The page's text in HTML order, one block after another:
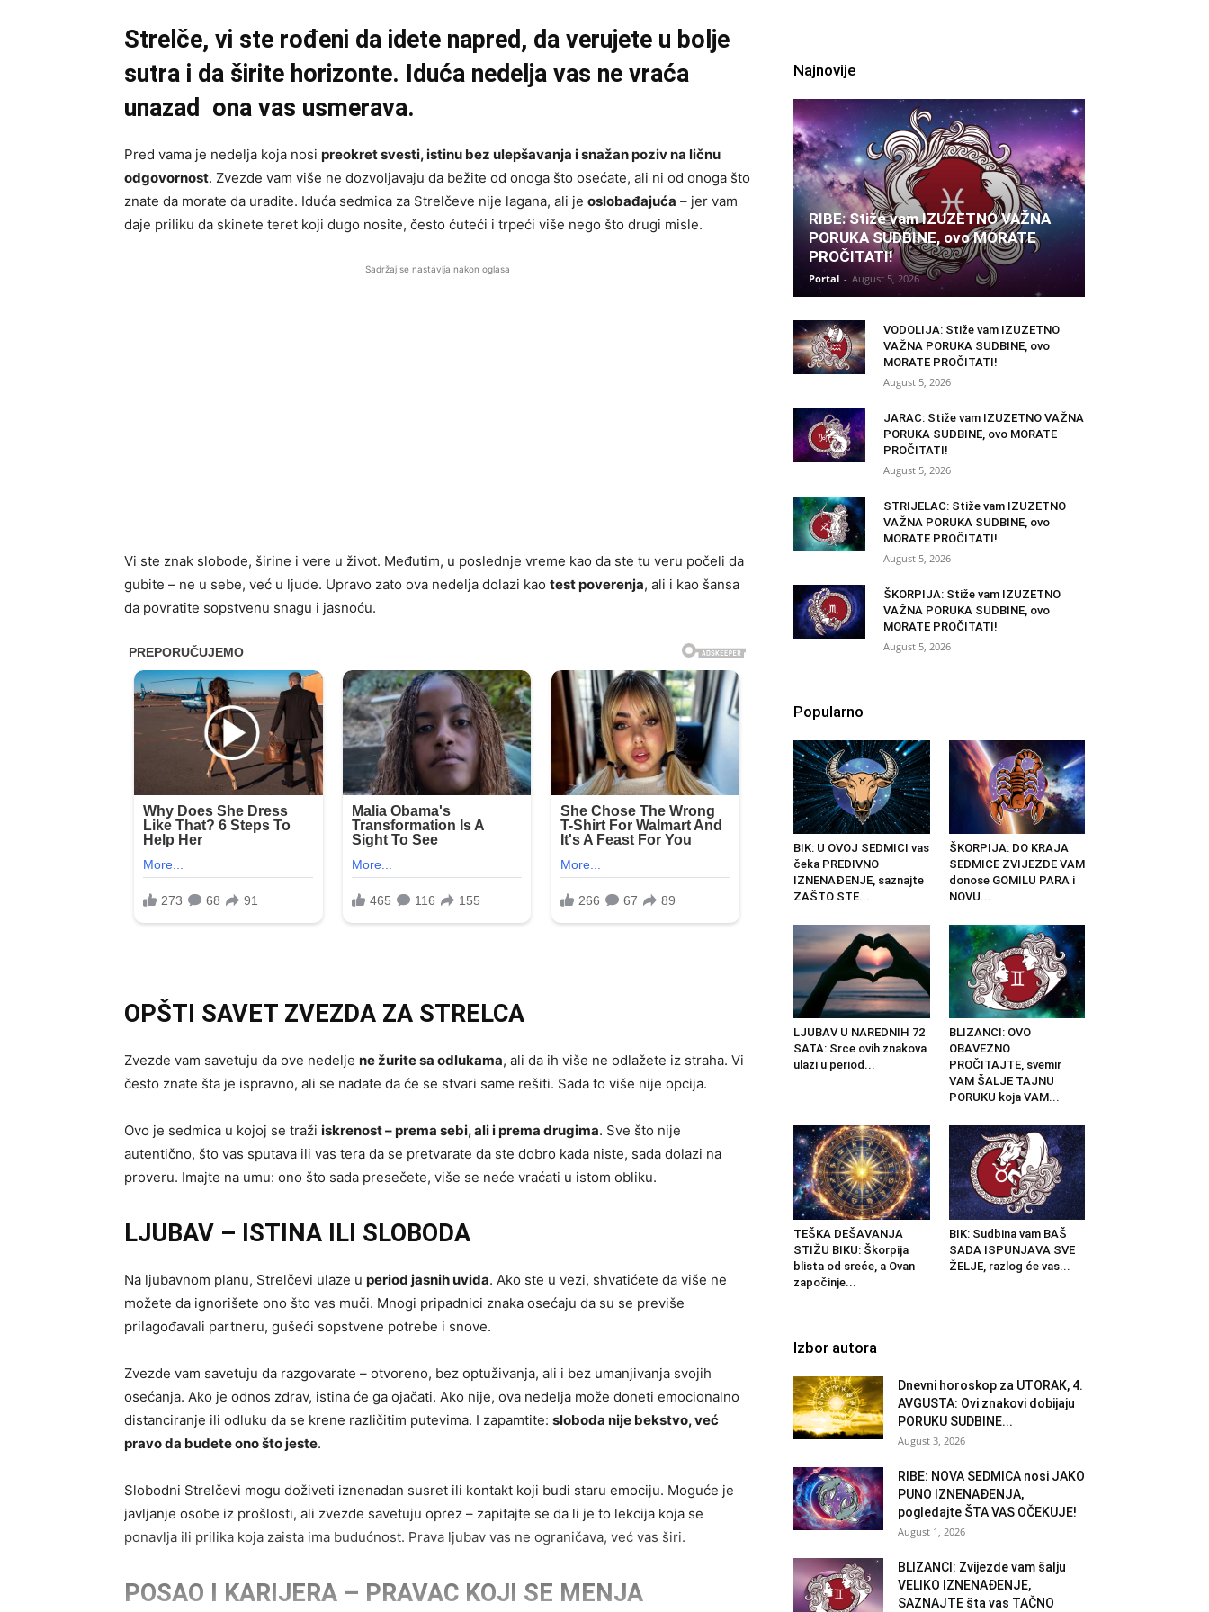
Strelče, vi ste rođeni da idete napred, da verujete u bolje
sutra i da širite horizonte. Iduća nedelja vas ne vraća
unazad ona vas usmerava.
Pred vama je nedelja koja nosi preokret svesti, istinu bez ulepšavanja i snažan poziv na ličnu
odgovornost. Zvezde vam više ne dozvoljavaju da bežite od onoga što osećate, ali ni od onoga što
znate da morate da uradite. Iduća sedmica za Strelčeve nije lagana, ali je oslobađajuća – jer vam
daje priliku da skinete teret koji dugo nosite, često ćuteći i trpeći više nego što drugi misle.
Sadržaj se nastavlja nakon oglasa
Vi ste znak slobode, širine i vere u život. Međutim, u poslednje vreme kao da ste tu veru počeli da
gubite – ne u sebe, već u ljude. Upravo zato ova nedelja dolazi kao test poverenja, ali i kao šansa
da povratite sopstvenu snagu i jasnoću.
OPŠTI SAVET ZVEZDA ZA STRELCA
Zvezde vam savetuju da ove nedelje ne žurite sa odlukama, ali da ih više ne odlažete iz straha. Vi
često znate šta je ispravno, ali se nadate da će se stvari same rešiti. Sada to više nije opcija.
Ovo je sedmica u kojoj se traži iskrenost – prema sebi, ali i prema drugima. Sve što nije
autentično, što vas sputava ili vas tera da se pretvarate da ste dobro kada niste, sada dolazi na
proveru. Imajte na umu: ono što sada presečete, više se neće vraćati u istom obliku.
LJUBAV – ISTINA ILI SLOBODA
Na ljubavnom planu, Strelčevi ulaze u period jasnih uvida. Ako ste u vezi, shvatićete da više ne
možete da ignorišete ono što vas muči. Mnogi pripadnici znaka osećaju da su se previše
prilagođavali partneru, gušeći sopstvene potrebe i snove.
Zvezde vam savetuju da razgovarate – otvoreno, bez optuživanja, ali i bez umanjivanja svojih
osećanja. Ako je odnos zdrav, istina će ga ojačati. Ako nije, ova nedelja može doneti emocionalno
distanciranje ili odluku da se krene različitim putevima. I zapamtite: sloboda nije bekstvo, već
pravo da budete ono što jeste.
Slobodni Strelčevi mogu doživeti iznenadan susret ili kontakt koji budi staru emociju. Moguće je
javljanje osobe iz prošlosti, ali zvezde savetuju oprez – zapitajte se da li je to lekcija koja se
ponavlja ili prilika koja zaista ima budućnost. Prava ljubav vas ne ograničava, već vas širi.
POSAO I KARIJERA – PRAVAC KOJI SE MENJA
Najnovije
RIBE: Stiže vam IZUZETNO VAŽNA
PORUKA SUDBINE, ovo MORATE
PROČITATI!
Portal - August 5, 2026
VODOLIJA: Stiže vam IZUZETNO
VAŽNA PORUKA SUDBINE, ovo
MORATE PROČITATI!
August 5, 2026
JARAC: Stiže vam IZUZETNO VAŽNA
PORUKA SUDBINE, ovo MORATE
PROČITATI!
August 5, 2026
STRIJELAC: Stiže vam IZUZETNO
VAŽNA PORUKA SUDBINE, ovo
MORATE PROČITATI!
August 5, 2026
ŠKORPIJA: Stiže vam IZUZETNO
VAŽNA PORUKA SUDBINE, ovo
MORATE PROČITATI!
August 5, 2026
Popularno
BIK: U OVOJ SEDMICI vas
čeka PREDIVNO
IZNENAĐENJE, saznajte
ZAŠTO STE...
ŠKORPIJA: DO KRAJA
SEDMICE ZVIJEZDE VAM
donose GOMILU PARA i
NOVU...
LJUBAV U NAREDNIH 72
SATA: Srce ovih znakova
ulazi u period...
BLIZANCI: OVO
OBAVEZNO
PROČITAJTE, svemir
VAM ŠALJE TAJNU
PORUKU koja VAM...
TEŠKA DEŠAVANJA
STIŽU BIKU: Škorpija
blista od sreće, a Ovan
započinje...
BIK: Sudbina vam BAŠ
SADA ISPUNJAVA SVE
ŽELJE, razlog će vas...
Izbor autora
Dnevni horoskop za UTORAK, 4.
AVGUSTA: Ovi znakovi dobijaju
PORUKU SUDBINE...
August 3, 2026
RIBE: NOVA SEDMICA nosi JAKO
PUNO IZNENAĐENJA,
pogledajte ŠTA VAS OČEKUJE!
August 1, 2026
BLIZANCI: Zvijezde vam šalju
VELIKO IZNENAĐENJE,
SAZNAJTE šta vas TAČNO